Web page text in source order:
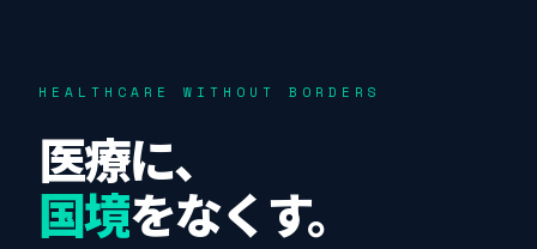
HEALTHCARE WITHOUT BORDERS
医療に、
国境をなくす。